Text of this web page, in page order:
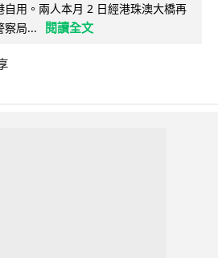
用。兩人本月 2 日經港珠澳大橋再
察局...
閱讀全文